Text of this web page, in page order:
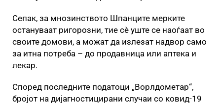
Сепак, за мнозинството Шпанците мерките
остануваат ригорозни, тие сè уште се наоѓаат во
своите домови, а можат да излезат надвор само
за итна потреба – до продавница или аптека и
лекар.
Според последните податоци „Ворлдометар“,
бројот на дијагностицирани случаи со ковид-19